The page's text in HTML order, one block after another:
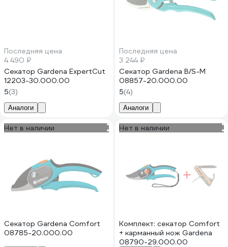
Последняя цена
4 490 ₽
Секатор Gardena ExpertCut
12203-30.000.00
5(3)
Аналоги
Последняя цена
3 244 ₽
Секатор Gardena B/S-M
08857-20.000.00
5(4)
Аналоги
Нет в наличии
Секатор Gardena Comfort
08785-20.000.00
Нет в наличии
Комплект: секатор Comfort
+ карманный нож Gardena
08790-29.000.00